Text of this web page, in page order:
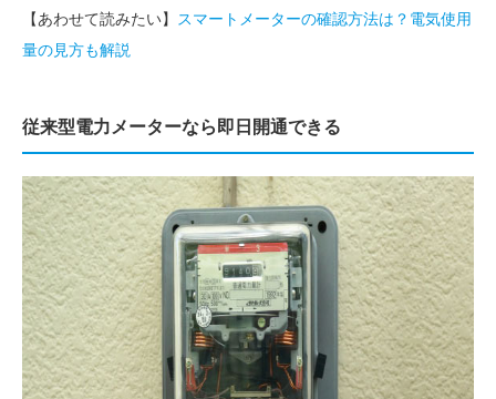
【あわせて読みたい】
スマートメーターの確認方法は？電気使用
量の見方も解説
従来型電力メーターなら即日開通できる